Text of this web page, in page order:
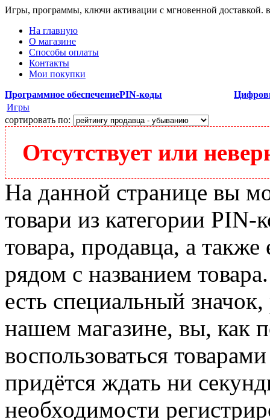
Игры, программы, ключи активации с мгновенной доставкой.
На главную
О магазине
Способы оплаты
Контакты
Мои покупки
Программное обеспечениеPIN-коды
Игры
сортировать по:
Отсутствует или
На данной странице вы
товари из категории
товара, продавца, а
рядом с названием
есть специальный
нашем магазине, вы, как
воспользоваться
придётся ждать ни
необходимости